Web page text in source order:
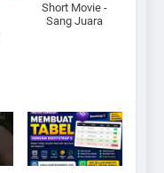
Short Movie -
Sang Juara